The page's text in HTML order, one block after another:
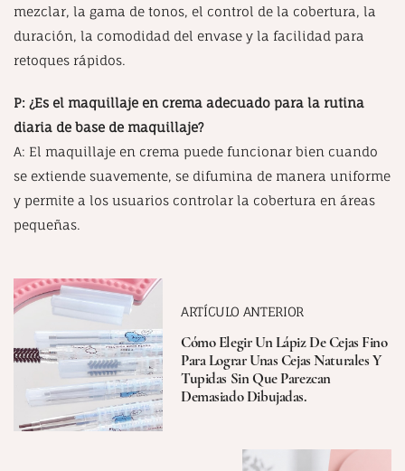
mezclar, la gama de tonos, el control de la cobertura, la
duración, la comodidad del envase y la facilidad para
retoques rápidos.
P: ¿Es el maquillaje en crema adecuado para la rutina
diaria de base de maquillaje?
A: El maquillaje en crema puede funcionar bien cuando
se extiende suavemente, se difumina de manera uniforme
y permite a los usuarios controlar la cobertura en áreas
pequeñas.
ARTÍCULO ANTERIOR
Cómo Elegir Un Lápiz De Cejas Fino
Para Lograr Unas Cejas Naturales Y
Tupidas Sin Que Parezcan
Demasiado Dibujadas.